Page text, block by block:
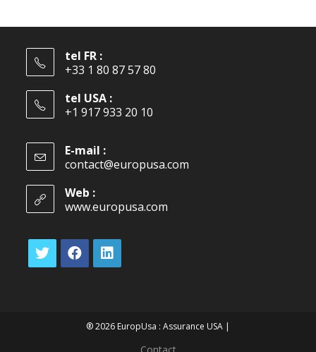
tel FR :
+33 1 80 87 57 80
tel USA :
+1 917 933 20 10
E-mail :
contact@europusa.com
Web :
www.europusa.com
® 2026 EuropUsa : Assurance USA |